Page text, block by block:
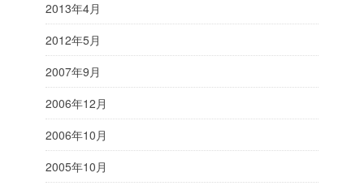
2013年4月
2012年5月
2007年9月
2006年12月
2006年10月
2005年10月